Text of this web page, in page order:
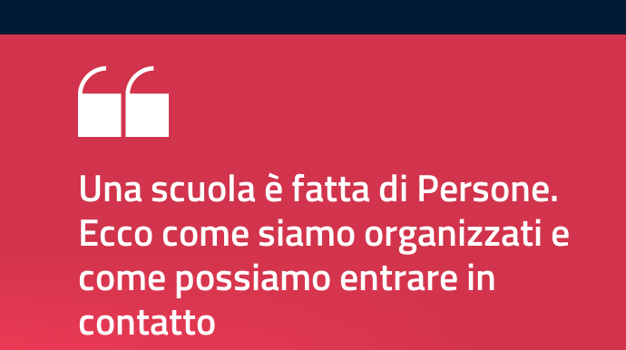
Una scuola è fatta di Persone.
Ecco come siamo organizzati e
come possiamo entrare in
contatto